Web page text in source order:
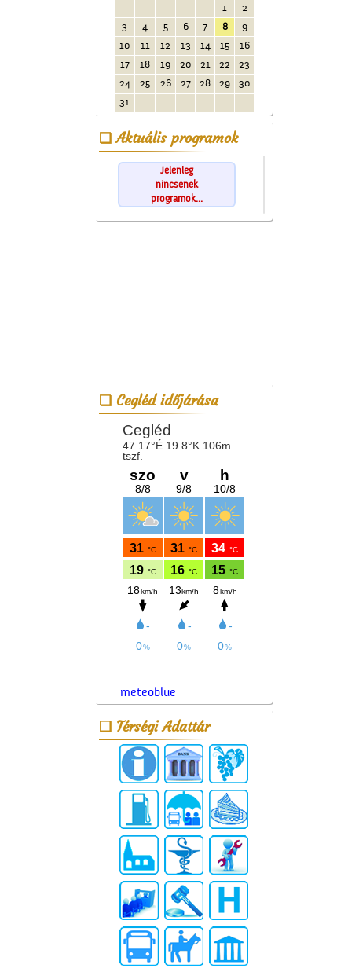
1
2
3
4 5 6 7 8
9
10
11 12 13 14 15
16
17
18 19 20 21 22
23
24
25 26 27 28 29
30
31
Aktuális programok
Jelenleg
nincsenek
programok...
Cegléd időjárása
meteoblue
Térségi Adattár